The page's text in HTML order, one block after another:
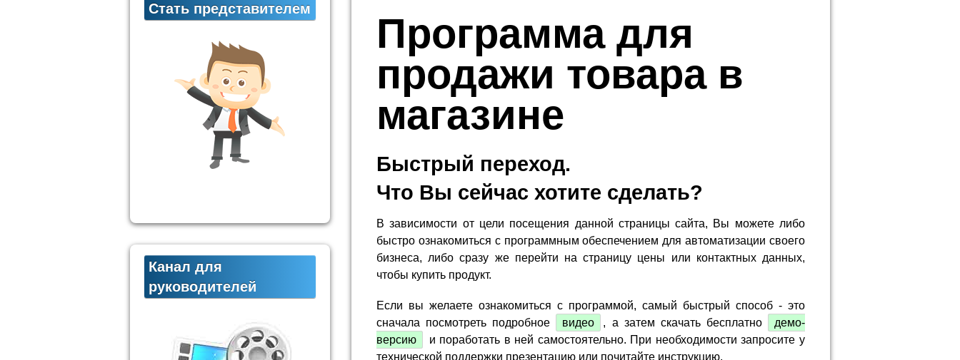
Программа для
продажи товара в
магазине
Быстрый переход.
Что Вы сейчас хотите сделать?
В зависимости от цели посещения данной страницы сайта, Вы можете либо
быстро ознакомиться с программным обеспечением для автоматизации своего
бизнеса, либо сразу же перейти на страницу цены или контактных данных,
чтобы купить продукт.
Если вы желаете ознакомиться с программой, самый быстрый способ - это
сначала посмотреть подробное
видео , а затем скачать бесплатно
демо-
версию
и поработать в ней самостоятельно. При необходимости запросите у
технической поддержки презентацию или почитайте инструкцию.
Стать представителем
Канал для
руководителей